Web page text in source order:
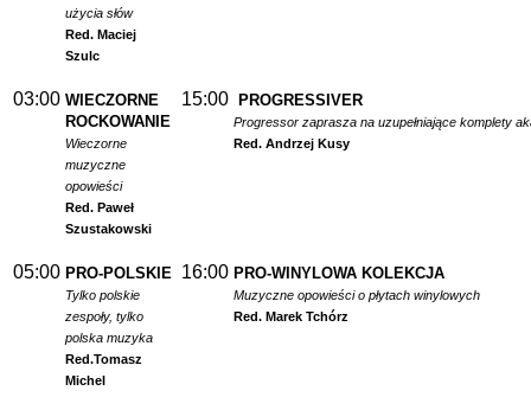
użycia słów
Red. Maciej
Szulc
03:00 WIECZORNE
ROCKOWANIE
Wieczorne
muzyczne
opowieści
Red. Paweł
Szustakowski
15:00 PROGRESSIVER
Progressor zaprasza na uzupełniające komplety
Red. Andrzej Kusy
05:00 PRO-POLSKIE
Tylko polskie
zespoły, tylko
polska muzyka
Red.Tomasz
Michel
16:00 PRO-WINYLOWA KOLEKCJA
Muzyczne opowieści o płytach winylowych
Red. Marek Tchórz